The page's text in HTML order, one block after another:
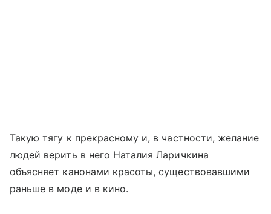
Такую тягу к прекрасному и, в частности, желание
людей верить в него Наталия Ларичкина
объясняет канонами красоты, существовавшими
раньше в моде и в кино.